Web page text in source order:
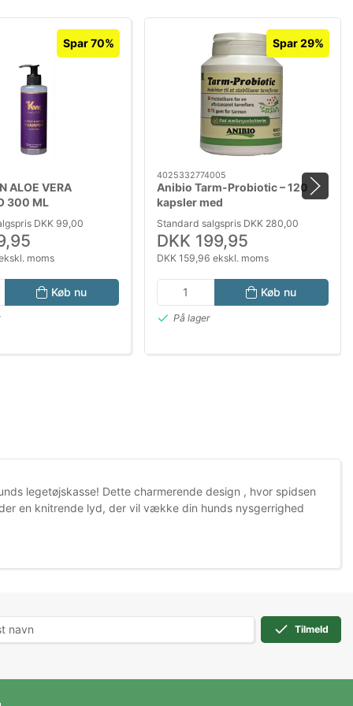
Spar 70%
ALOE VERA
300 ML
DKK 99,00
moms
Køb nu
Spar 29%
4025332774005
Anibio Tarm-Probiotic – 120
kapsler med
mælkesyrebakterier til hund og
kat
Standard salgspris DKK 280,00
DKK 199,95
DKK 159,96 ekskl. moms
Køb nu
På lager
legetøjskasse! Dette charmerende design , hvor spidsen
en knitrende lyd, der vil vække din hunds nysgerrighed
Tilmeld